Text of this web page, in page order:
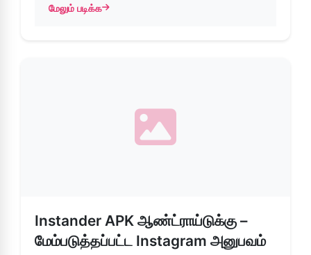
மேலும் படிக்க
about Instander APK: மேம்பட்ட இன்ஸ்டாகிராம் அம்சங்கள்
Instander APK ஆண்ட்ராய்டுக்கு –
மேம்படுத்தப்பட்ட Instagram அனுபவம்